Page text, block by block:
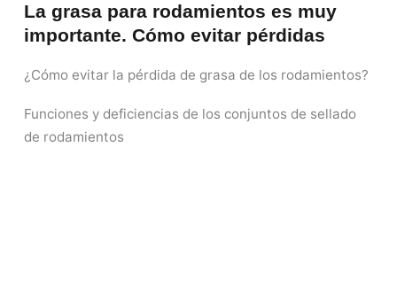
La grasa para rodamientos es muy
importante. Cómo evitar pérdidas
¿Cómo evitar la pérdida de grasa de los rodamientos?
Funciones y deficiencias de los conjuntos de sellado
de rodamientos